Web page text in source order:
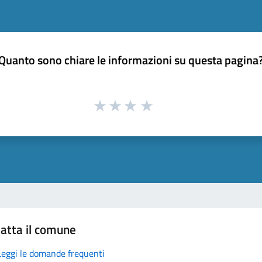
sono chiare le informazioni su questa
il comune
le domande frequenti